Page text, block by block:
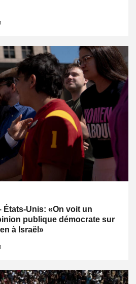
États-Unis: «On voit un
publique démocrate sur
à Israël»